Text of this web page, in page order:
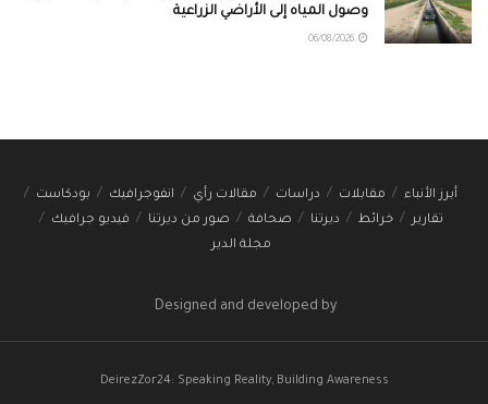
وصول المياه إلى الأراضي الزراعية
أبرز الأنباء مقابلات دراسات مقالات رأي انفوجرافيك
بودكاست
تقارير
خرائط ديرتنا صحافة صور من ديرتنا
فيديو جرافيك
مجلة الدير
Designed and developed by
DeirezZor24: Speaking Reality, Building Awareness